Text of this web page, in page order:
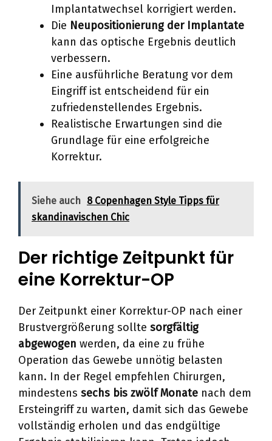
Implantatwechsel korrigiert werden.
Die Neupositionierung der Implantate
kann das optische Ergebnis deutlich
verbessern.
Eine ausführliche Beratung vor dem
Eingriff ist entscheidend für ein
zufriedenstellendes Ergebnis.
Realistische Erwartungen sind die
Grundlage für eine erfolgreiche
Korrektur.
Siehe auch 8 Copenhagen Style Tipps für
skandinavischen Chic
Der richtige Zeitpunkt für
eine Korrektur-OP
Der Zeitpunkt einer Korrektur-OP nach einer
Brustvergrößerung sollte sorgfältig
abgewogen werden, da eine zu frühe
Operation das Gewebe unnötig belasten
kann. In der Regel empfehlen Chirurgen,
mindestens sechs bis zwölf Monate nach dem
Ersteingriff zu warten, damit sich das Gewebe
vollständig erholen und das endgültige